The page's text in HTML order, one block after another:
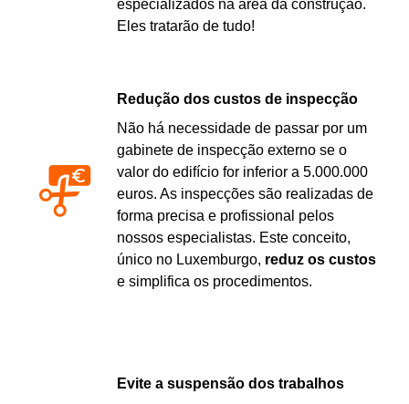
especializados na área da construção.
Eles tratarão de tudo!
Redução dos custos de inspecção
Não há necessidade de passar por um
gabinete de inspecção externo se o
valor do edifício for inferior a 5.000.000
euros. As inspecções são realizadas de
forma precisa e profissional pelos
nossos especialistas. Este conceito,
único no Luxemburgo, reduz os custos
e simplifica os procedimentos.
Evite a suspensão dos trabalhos